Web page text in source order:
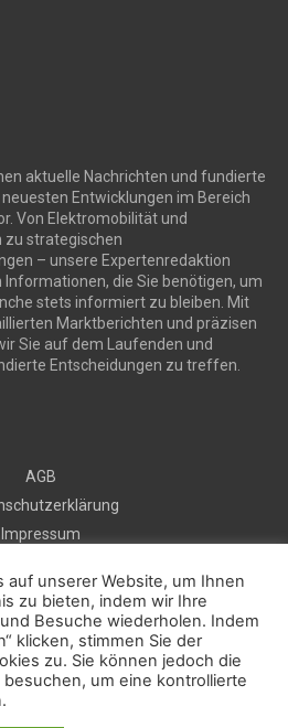
aktuelle Nachrichten und fundierte
Entwicklungen im Bereich
Von Elektromobilität und
zu strategischen
– unsere Expertenredaktion
die Sie benötigen, um
stets informiert zu bleiben. Mit
Marktberichten und präzisen
Sie auf dem Laufenden und
Entscheidungen zu treffen.
AGB
Impressum
Kontakt
veröffentlichen
auf unserer Website, um Ihnen
zu bieten, indem wir Ihre
Besuche wiederholen. Indem
klicken, stimmen Sie der
zu. Sie können jedoch die
um eine kontrollierte